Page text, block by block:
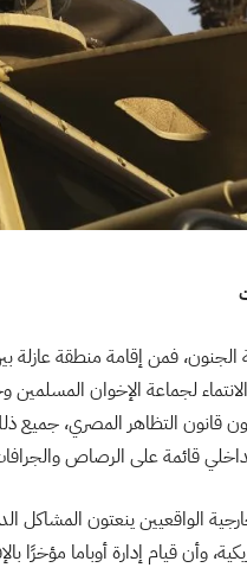
الجنون، فمن إقامة منطقة
لجماعة الإخوان
قانون التظاهر المصري،
قائمة على الرصاص
الواقعيين ينعتون المشاكل
وأن قيام إدارة أوباما